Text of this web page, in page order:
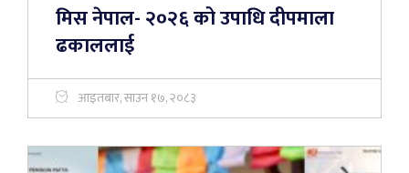
मिस नेपाल- २०२६ को उपाधि दीपमाला
ढकाललाई
आइतबार, साउन १७, २०८३